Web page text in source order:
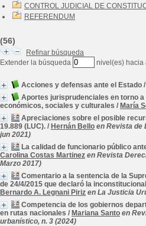
CONTROL JUDICIAL DE
REFERENDUM
(56)
Refinar búsqueda
Extender la búsqueda
nivel(es) hacia
Acciones y defensas ante el Estado /
Aportes jurisprudenciales en torno
económicos, sociales y culturales / María
Apreciaciones sobre el posible
19.889 (LUC). / Hernán Bello en Revista de
jun 2021)
La calidad de funcionario público
Carolina Costas Martinez en Revista
Marzo 2017)
Comentario a la sentencia de la
de 24/4/2015 que declaró la
Bernardo A. Legnani Piriz en La Justicia
Competencia de los gobiernos
en rutas nacionales / Mariana Santo en
urbanístico, n. 3 (2024)